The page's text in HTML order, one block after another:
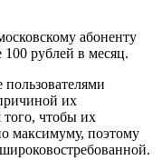
абоненту
рублей в месяц.
их
того, чтобы их
максимуму, поэтому